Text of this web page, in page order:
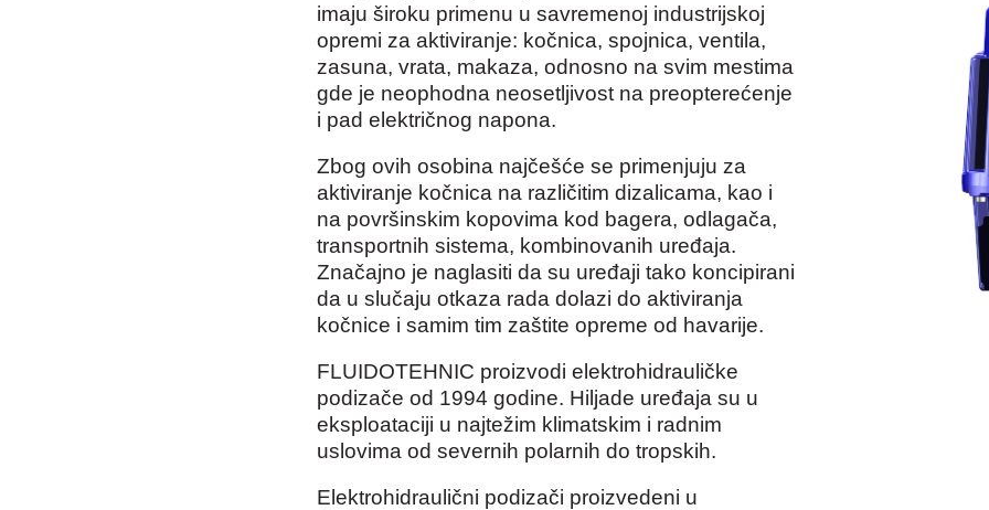
imaju široku primenu u savremenoj industrijskoj
opremi za aktiviranje: kočnica, spojnica, ventila,
zasuna, vrata, makaza, odnosno na svim mestima
gde je neophodna neosetljivost na preopterećenje
i pad električnog napona.
Zbog ovih osobina najčešće se primenjuju za
aktiviranje kočnica na različitim dizalicama, kao i
na površinskim kopovima kod bagera, odlagača,
transportnih sistema, kombinovanih uređaja.
Značajno je naglasiti da su uređaji tako koncipirani
da u slučaju otkaza rada dolazi do aktiviranja
kočnice i samim tim zaštite opreme od havarije.
FLUIDOTEHNIC proizvodi elektrohidrauličke
podizače od 1994 godine. Hiljade uređaja su u
eksploataciji u najtežim klimatskim i radnim
uslovima od severnih polarnih do tropskih.
Elektrohidraulični podizači proizvedeni u